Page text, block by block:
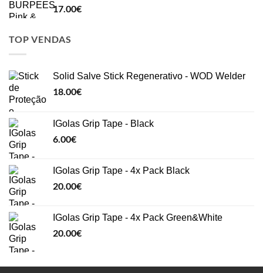
17.00€
TOP VENDAS
Solid Salve Stick Regenerativo - WOD Welder
18.00€
IGolas Grip Tape - Black
6.00€
IGolas Grip Tape - 4x Pack Black
20.00€
IGolas Grip Tape - 4x Pack Green&White
20.00€